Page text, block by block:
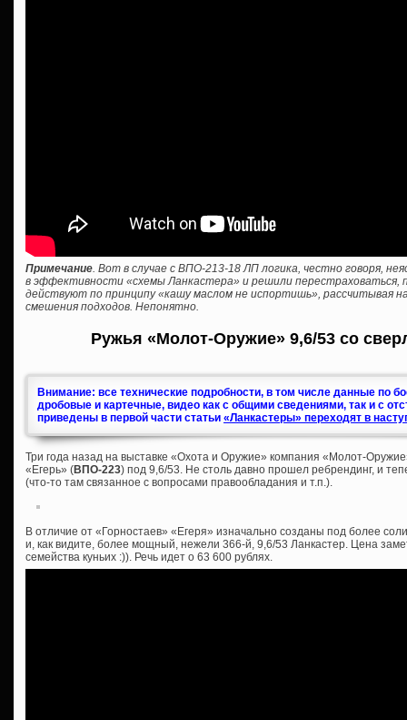
Примечание. Вот в случае с ВПО-213-18 ЛП логика, честно говоря,
в эффективности «схемы Ланкастера» и решили перестраховаться,
действуют по принципу «кашу маслом не испортишь», рассчитывая
смешения подходов. Непонятно.
Ружья «Молот-Оружие» 9,6/53 со
Внимание: все технические подробности, в том числе данные по
дробовые и картечные, видео как с общими сведениями, так и с
приведены в первой части статьи «Ланкастеры» переходят в
Три года назад на выставке «Охота и Оружие» компания «Молот-
«Егерь» (ВПО-223) под 9,6/53. Не столь давно прошел ребрендинг, и
(что-то там связанное с вопросами правообладания и т.п.).
В отличие от «Горностаев» «Егеря» изначально созданы под более
и, как видите, более мощный, нежели 366-й, 9,6/53 Ланкастер. Цена
семейства куньих :)). Речь идет о 63 600 рублях.